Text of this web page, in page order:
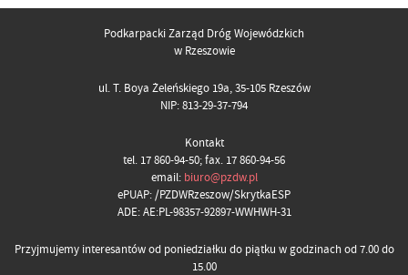
Podkarpacki Zarząd Dróg Wojewódzkich
w Rzeszowie
ul. T. Boya Żeleńskiego 19a, 35-105 Rzeszów
NIP: 813-29-37-794
Kontakt
tel. 17 860-94-50; fax. 17 860-94-56
email: biuro@pzdw.pl
ePUAP: /PZDWRzeszow/SkrytkaESP
ADE: AE:PL-98357-92897-WWHWH-31
Przyjmujemy interesantów od poniedziałku do piątku w godzinach od 7.00 do
15.00